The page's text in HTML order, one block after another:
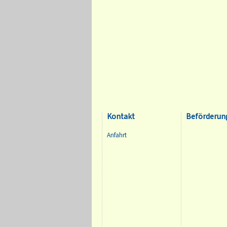
Kontakt
Anfahrt